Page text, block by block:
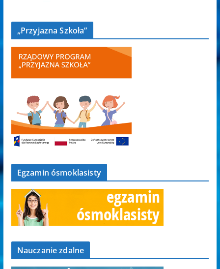
„Przyjazna Szkoła”
Egzamin ósmoklasisty
Nauczanie zdalne